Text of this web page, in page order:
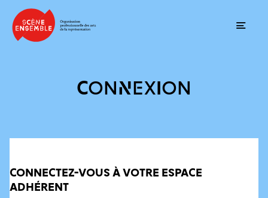
CONNEXION
CONNECTEZ-VOUS À VOTRE ESPACE
ADHÉRENT